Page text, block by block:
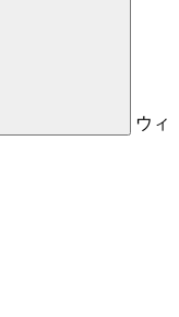
ウィ